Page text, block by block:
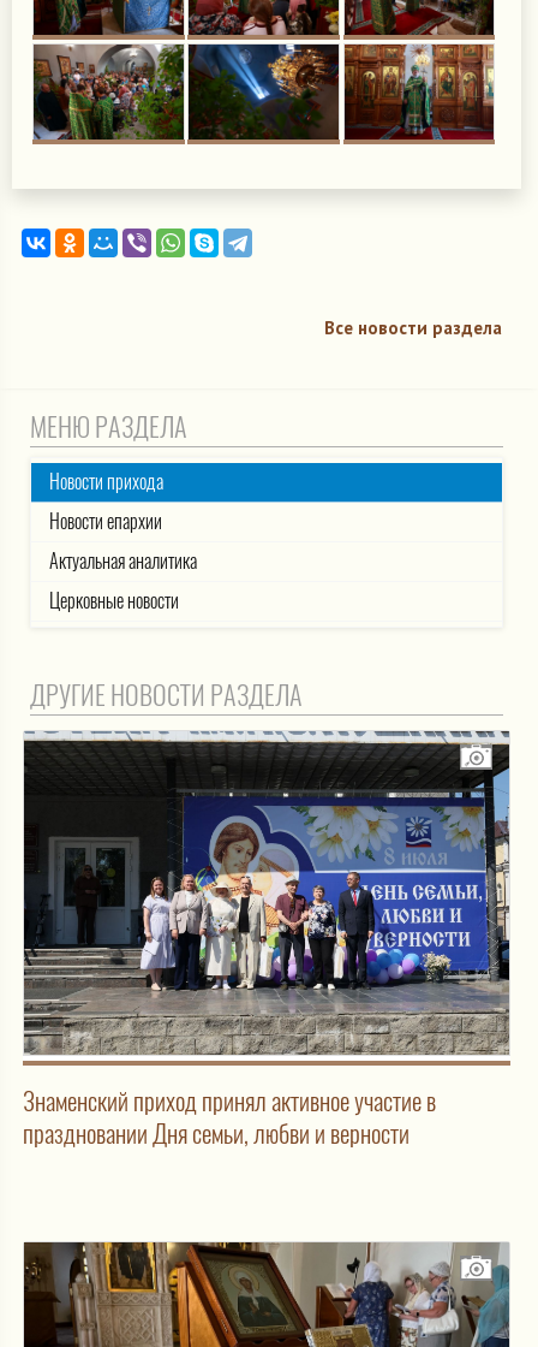
Все новости раздела
МЕНЮ РАЗДЕЛА
Новости прихода
Новости епархии
Актуальная аналитика
Церковные новости
ДРУГИЕ НОВОСТИ РАЗДЕЛА
Знаменский приход принял активное участие в
праздновании Дня семьи, любви и верности